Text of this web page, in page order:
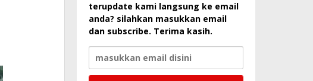
terupdate kami langsung ke email
anda? silahkan masukkan email
dan subscribe. Terima kasih.